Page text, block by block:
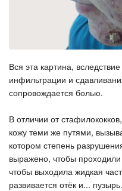
Вся эта картина,
инфильтрации и
сопровождается болью.
В отличии от
кожу теми же путями,
котором степень
выражено, чтобы проходили
чтобы выходила жидкая
развивается отёк и... пузырь.